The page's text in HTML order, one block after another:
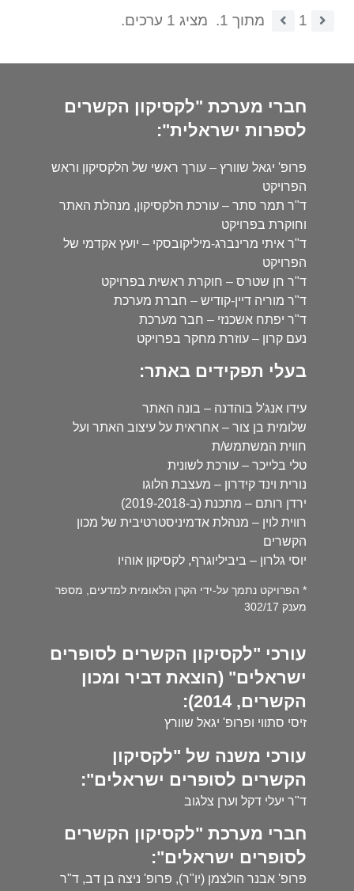
1 מתוך 1. מציג 1 ערכים.
חברי מערכת "לקסיקון הקשרים
לספרות ישראלית":
פרופ' יגאל שוורץ – עורך ראשי של הלקסיקון וראש
הפרויקט
ד"ר תמר סתר – עורכת הלקסיקון, מנהלת האתר
וחוקרת בפרויקט
ד"ר איתי מרינברג-מיליקובסקי – יועץ אקדמי של
הפרויקט
ד"ר חן שטרס – חוקרת ראשית בפרויקט
ד"ר מוריה דיין-קודיש – חברת מערכת
ד"ר יפתח אשכנזי – חבר מערכת
נעם קרון – עוזרת מחקר בפרויקט
בעלי תפקידים באתר:
עידו אנג'ל בוהדנה – בונה האתר
שלומית בן צור – אחראית על עיצוב האתר ועל
חווית המשתמש/ת
טלי בלייכר – עורכת לשונית
נורית וינד קידרון – מעצבת הלוגו
ירדן רותם – מתכנת (ב-2019-2018)
רווית לוין – מנהלת אדמיניסטרטיבית של מכון
הקשרים
יוסי גלרון – ביביליוגרף, לקסיקון אוהיו
* הפרויקט נתמך על-ידי הקרן הלאומית למדעים, מספר
מענק 302/17
עורכי "לקסיקון הקשרים לסופרים
ישראלים" (הוצאת דביר ומכון
הקשרים, 2014):
זיסי סתווי ופרופ' יגאל שוורץ
עורכי משנה של "לקסיקון
הקשרים לסופרים ישראלים":
ד"ר יעלי דקל וערן צלגוב
חברי מערכת "לקסיקון הקשרים
לסופרים ישראלים":
פרופ' אבנר הולצמן (יו"ר), פרופ' ניצה בן דב, ד"ר